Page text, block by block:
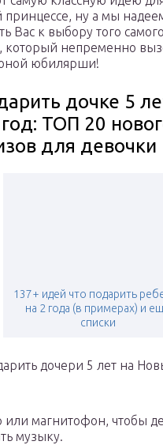
принцессе, ну а мы
Вас к выбору того
который непременно
юбилярши!
дочке 5
ТОП 20
для девочки
137+ идей что подарить
на 2 года (в примерах) и
списки
дочери 5 лет на
или магнитофон, чтобы
музыку.